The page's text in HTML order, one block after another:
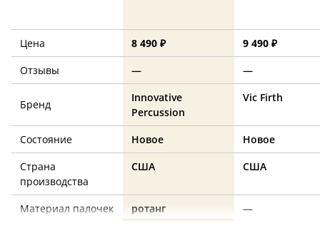
Цена 8 490 ₽
9 490 ₽
Отзывы
— —
Бренд
Innovative
Percussion
Vic Firth
Состояние Новое
Новое
Страна
производства
США США
Материал палочек ротанг
—